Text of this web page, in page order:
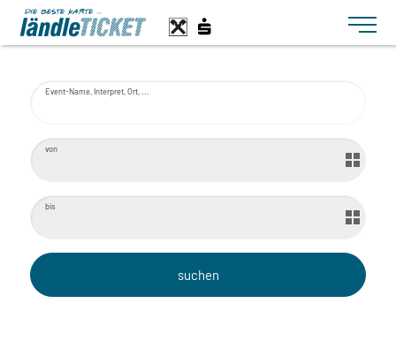
Toggle
Event-Name, Interpret, Ort, ...
von
bis